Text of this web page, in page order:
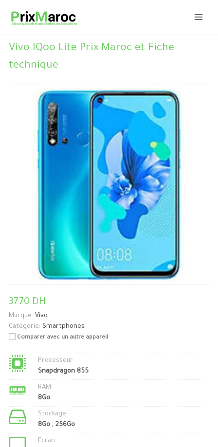
Vivo IQoo Lite Prix Maroc et Fiche
technique
3770 DH
Marque: Vivo
Catégorie: Smartphones
Comparer avec un autre appareil
Processeur
Snapdragon 855
RAM
8Go
Stockage
8Go , 256Go
Ecran